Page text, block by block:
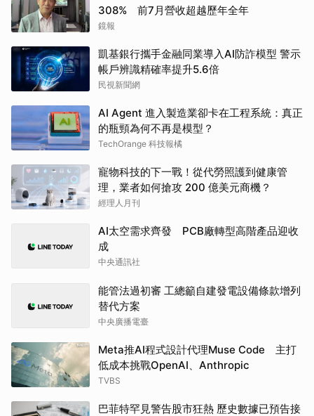
308% 前7月營收超越歷年全年
鏡報
凱基銀行攜手金融同業導入AI防詐模型 警示
帳戶辨識精確率提升5.6倍
民視新聞網
AI Agent 進入製造業卻卡在工程系統：真正
的瓶頸為何不再是模型？
TechOrange 科技報橘
寵物科技的下一戰！從代勞照護到健康管
理，業者如何搶攻 200 億美元商機？
經理人月刊
AI太空需求齊發 PCB廠轉型高階產品迎收
成
中央通訊社
能管法過初審 工總籲自建發電設備條款增列
替代方案
中央廣播電臺
Meta推AI程式設計代理Muse Code 主打
低成本挑戰OpenAI、Anthropic
TVBS
巴菲特罕見警告股市狂熱 歷史數據已預告接